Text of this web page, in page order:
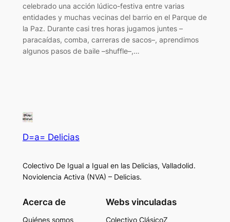
celebrado una acción lúdico-festiva entre varias
entidades y muchas vecinas del barrio en el Parque de
la Paz. Durante casi tres horas jugamos juntes –
paracaídas, comba, carreras de sacos–, aprendimos
algunos pasos de baile –shuffle–,…
D=a= Delicias
Colectivo De Igual a Igual en las Delicias, Valladolid.
Noviolencia Activa (NVA) – Delicias.
Acerca de
Quiénes somos
Webs vinculadas
Colectivo ClásicoZ